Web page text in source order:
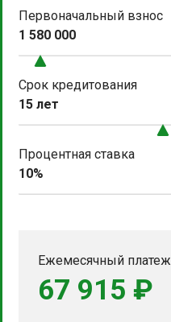
Первоначальный взнос
1 580 000
Срок кредитования
15 лет
Процентная ставка
10%
Ежемесячный платеж
67 915 ₽